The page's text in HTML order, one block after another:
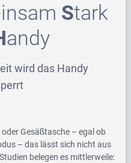
Stark
andy
wird das Handy
Gesäßtasche – egal ob
– das lässt sich nicht aus
belegen es mittlerweile: